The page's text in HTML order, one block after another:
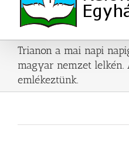
Trianon a mai napi
magyar nemzet
emlékeztünk.